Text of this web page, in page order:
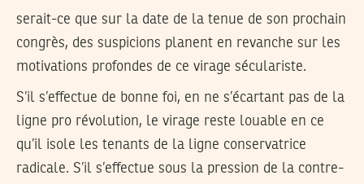
serait-ce que sur la date de la tenue de son prochain
congrès, des suspicions planent en revanche sur les
motivations profondes de ce virage séculariste.
S’il s’effectue de bonne foi, en ne s’écartant pas de la
ligne pro révolution, le virage reste louable en ce
qu’il isole les tenants de la ligne conservatrice
radicale. S’il s’effectue sous la pression de la contre-